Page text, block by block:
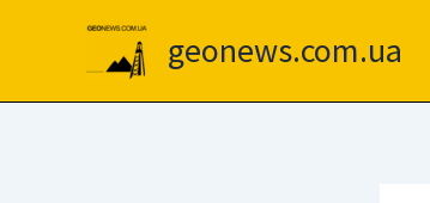
geonews.com.ua